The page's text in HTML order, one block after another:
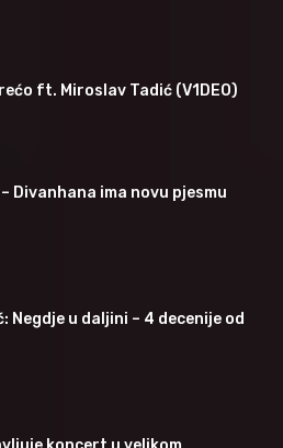
ft. Miroslav Tadić (V1DEO)
Divanhana ima novu pjesmu
Negdje u daljini – 4 decenije od